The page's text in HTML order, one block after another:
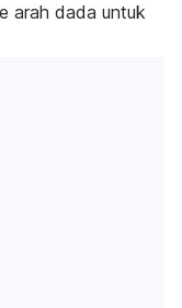
arah dada untuk